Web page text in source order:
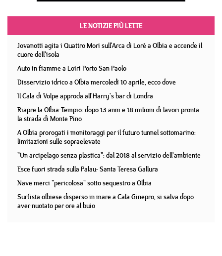
LE NOTIZIE PIÙ LETTE
Jovanotti agita i Quattro Mori sull'Arca di Lorè a Olbia e accende il
cuore dell'isola
Auto in fiamme a Loiri Porto San Paolo
Disservizio idrico a Olbia mercoledì 10 aprile, ecco dove
Il Cala di Volpe approda all'Harry's bar di Londra
Riapre la Olbia-Tempio: dopo 13 anni e 18 milioni di lavori pronta
la strada di Monte Pino
A Olbia prorogati i monitoraggi per il futuro tunnel sottomarino:
limitazioni sulle sopraelevate
"Un arcipelago senza plastica": dal 2018 al servizio dell'ambiente
Esce fuori strada sulla Palau- Santa Teresa Gallura
Nave merci "pericolosa" sotto sequestro a Olbia
Surfista olbiese disperso in mare a Cala Ginepro, si salva dopo
aver nuotato per ore al buio